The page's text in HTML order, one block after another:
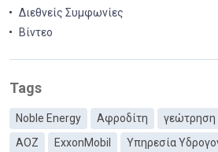
Διεθνείς Συμφωνίες
Βίντεο
Tags
Noble Energy Αφροδίτη γεώτρηση
ΑΟΖ
ExxonMobil
Υπηρεσία